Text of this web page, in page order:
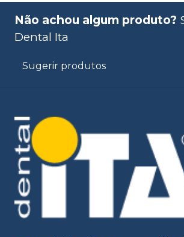
Não achou algum produto?
Dental Ita
Sugerir produtos